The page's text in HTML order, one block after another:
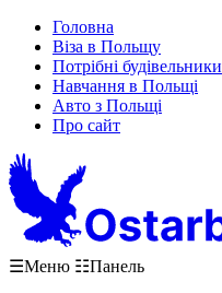
Головна
Віза в Польщу
Потрібні будівельники
Навчання в Польщі
Авто з Польщі
Про сайт
☰Меню ☷Панель